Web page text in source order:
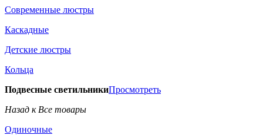
Современные люстры
Каскадные
Детские люстры
Кольца
Подвесные светильникиПросмотреть
Назад к Все товары
Одиночные